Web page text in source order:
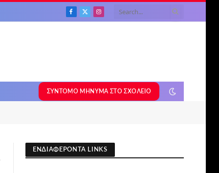
Facebook
X
Instagram
ΣΎΝΤΟΜΟ ΜΉΝΥΜΑ ΣΤΟ ΣΧΟΛΕΊΟ
ΕΝΔΙΑΦΕΡΟΝΤΑ LINKS